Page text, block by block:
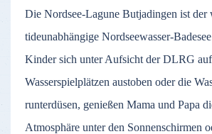
Die Nordsee-Lagune Butjadingen ist der
tideunabhängige Nordseewasser-
Kinder sich unter Aufsicht der DLRG
Wasserspielplätzen austoben oder die
runterdüsen, genießen Mama und Papa
Atmosphäre unter den Sonnenschirmen